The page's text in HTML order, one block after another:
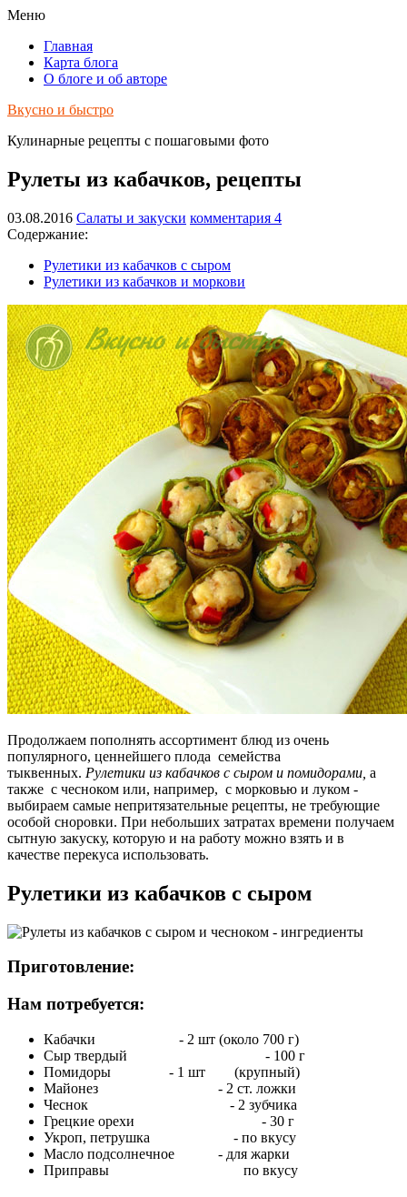
Меню
Главная
Карта блога
О блоге и об авторе
Вкусно и быстро
Кулинарные рецепты с пошаговыми фото
Рулеты из кабачков, рецепты
03.08.2016 Салаты и закуски комментария 4
Содержание:
Рулетики из кабачков с сыром
Рулетики из кабачков и моркови
Продолжаем пополнять ассортимент блюд из очень
популярного, ценнейшего плода семейства
тыквенных. Рулетики из кабачков с сыром и помидорами, а
также с чесноком или, например, с морковью и луком -
выбираем самые непритязательные рецепты, не требующие
особой сноровки. При небольших затратах времени получаем
сытную закуску, которую и на работу можно взять и в
качестве перекуса использовать.
Рулетики из кабачков с сыром
Приготовление:
Нам потребуется:
Кабачки - 2 шт (около 700 г)
Сыр твердый - 100 г
Помидоры - 1 шт (крупный)
Майонез - 2 ст. ложки
Чеснок - 2 зубчика
Грецкие орехи - 30 г
Укроп, петрушка - по вкусу
Масло подсолнечное - для жарки
Приправы по вкусу